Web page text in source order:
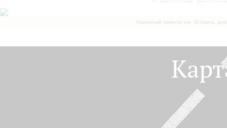
Камерный оркестр им. Эстрина,